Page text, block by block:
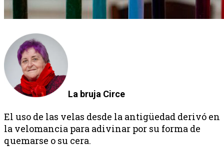
La bruja Circe
El uso de las velas desde la antigüedad derivó en
la velomancia para adivinar por su forma de
quemarse o su cera.